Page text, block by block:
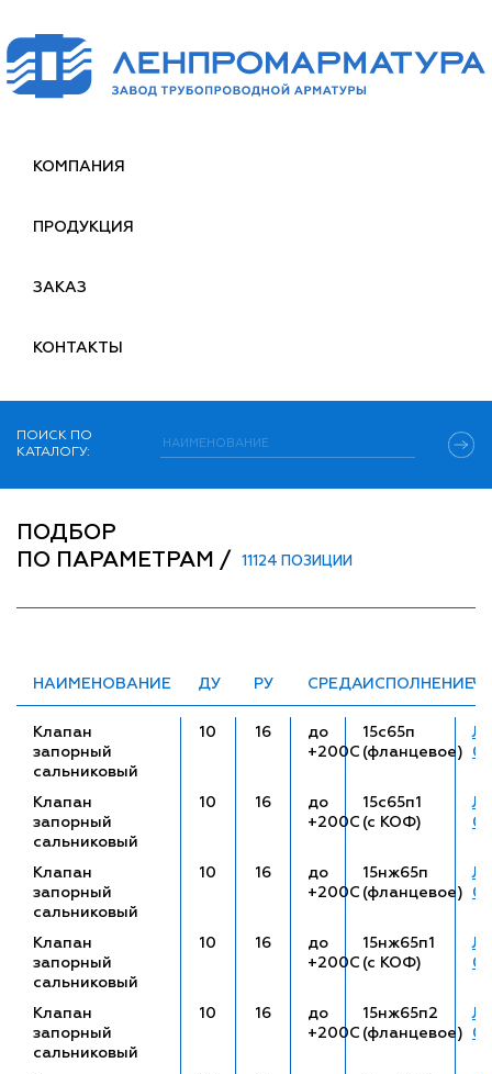
КОМПАНИЯ
ПРОДУКЦИЯ
ЗАКАЗ
КОНТАКТЫ
ПОИСК ПО
КАТАЛОГУ:
ПОДБОР
ПО ПАРАМЕТРАМ /
11124 ПОЗИЦИИ
НАИМЕНОВАНИЕ ДУ РУ СРЕДАИСПОЛНЕНИЕ
Клапан
запорный
сальниковый
10 16
до
+200С
15с65п
(фланцевое)
Клапан
запорный
сальниковый
10 16
до
+200С
15с65п1
(с КОФ)
Клапан
запорный
сальниковый
10 16
до
+200С
15нж65п
(фланцевое)
Клапан
запорный
сальниковый
10 16
до
+200С
15нж65п1
(с КОФ)
Клапан
запорный
сальниковый
10 16
до
+200С
15нж65п2
(фланцевое)